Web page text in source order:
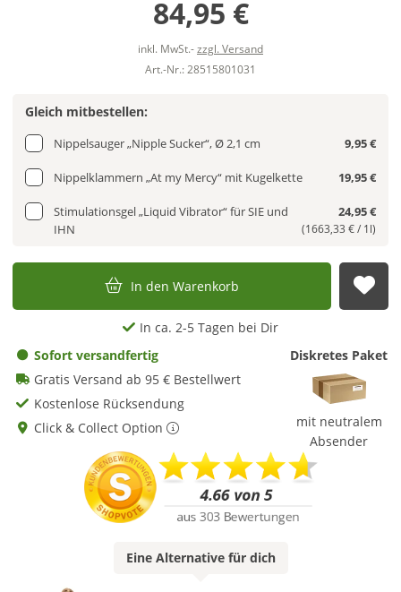
84,95 €
inkl. MwSt.-zzgl. Versand
Art.-Nr.: 28515801031
Gleich mitbestellen:
Nippelsauger „Nipple Sucker“, Ø 2,1 cm 9,95 €
Nippelklammern „At my Mercy“ mit Kugelkette 19,95 €
Stimulationsgel „Liquid Vibrator“ für SIE und
IHN
24,95 €
(1663,33 € / 1l)
In den Warenkorb
In ca. 2-5 Tagen bei Dir
Sofort versandfertig
Gratis Versand ab 95 € Bestellwert
Kostenlose Rücksendung
Click & Collect Option
Diskretes Paket
mit neutralem
Absender
Eine Alternativefür dich